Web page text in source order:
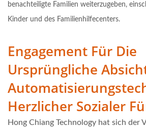
benachteiligte Familien weiterzugeben,
Kinder und des Familienhilfecenters.
Engagement Für Die
Ursprüngliche
Herzlicher Sozialer
Hong Chiang Technology hat sich der